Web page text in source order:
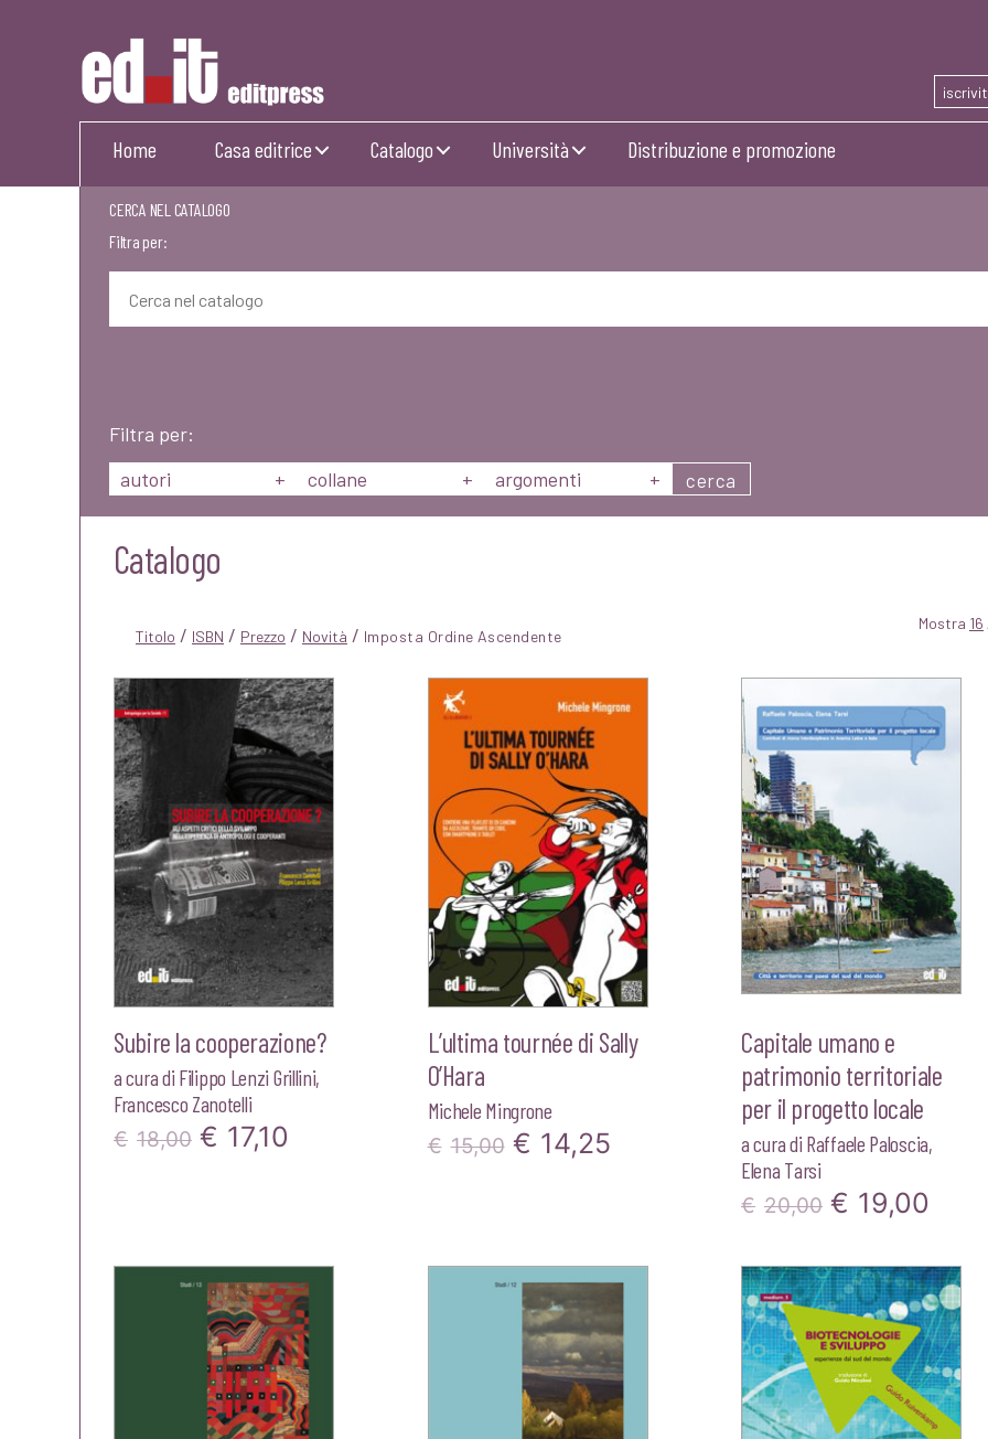
Editpress
Home Casa editrice Catalogo Università Distribuzione e promozione
CERCA NEL CATALOGO
Filtra per:
Filtra per:
autori
+ collane + argomenti + cerca
Catalogo
Titolo / ISBN / Prezzo / Novità / Mostra 16
Subire la cooperazione?
a cura di Filippo Lenzi Grillini,
Francesco Zanotelli
€ 18,00 Il
era:
€18,00.
€ 17,10
è:
€17,10.
L’ultima tournée di Sally
O’Hara
Michele Mingrone
€ 15,00 Il
era:
€15,00.
€ 14,25Il
è:
€14,25.
Capitale umano e
patrimonio territoriale
per il progetto locale
a cura di Raffaele Paloscia,
Elena Tarsi
€ 20,00 Il
originale
era:
€20,00.
€ 19,00
è: